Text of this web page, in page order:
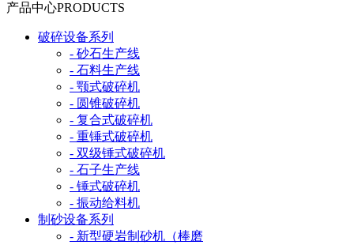
产品中心PRODUCTS
破碎设备系列
- 砂石生产线
- 石料生产线
- 颚式破碎机
- 圆锥破碎机
- 复合式破碎机
- 重锤式破碎机
- 双级锤式破碎机
- 石子生产线
- 锤式破碎机
- 振动给料机
制砂设备系列
- 新型硬岩制砂机（棒磨